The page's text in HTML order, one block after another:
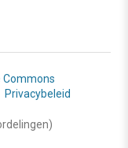
Commons
Privacybeleid